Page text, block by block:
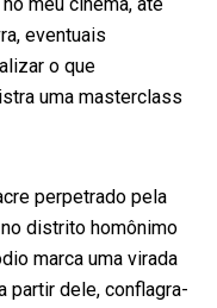
eventuais
o que
uma masterclass
perpetrado pela
distrito homônimo
marca uma virada
partir dele, conflagra-